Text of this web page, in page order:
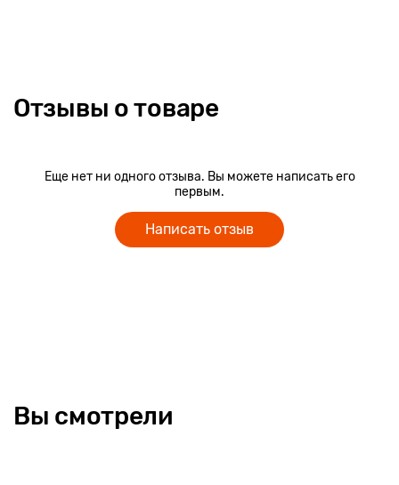
Отзывы о товаре
Еще нет ни одного отзыва. Вы можете написать его
первым.
Написать отзыв
Вы смотрели